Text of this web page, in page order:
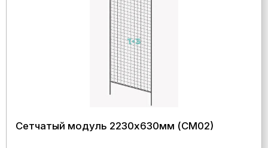
Сетчатый модуль 2230х630мм (СМ02)